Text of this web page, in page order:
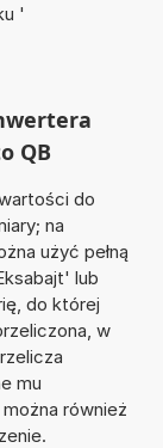
'
QB
do
na
użyć pełną
lub
do której
w
mu
również